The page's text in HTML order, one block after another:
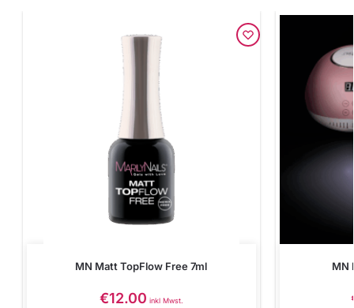
MN Matt TopFlow Free 7ml
€12.00 inkl Mwst.
MN